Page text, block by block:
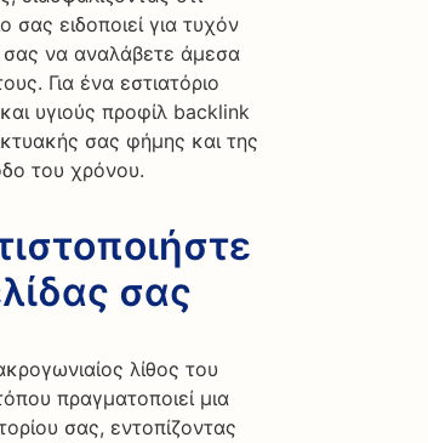
ειδοποιεί για τυχόν
να αναλάβετε άμεσα
Για ένα εστιατόριο
υγιούς προφίλ backlink
σας φήμης και της
του χρόνου.
σας
λίθος του
πραγματοποιεί μια
σας, εντοπίζοντας